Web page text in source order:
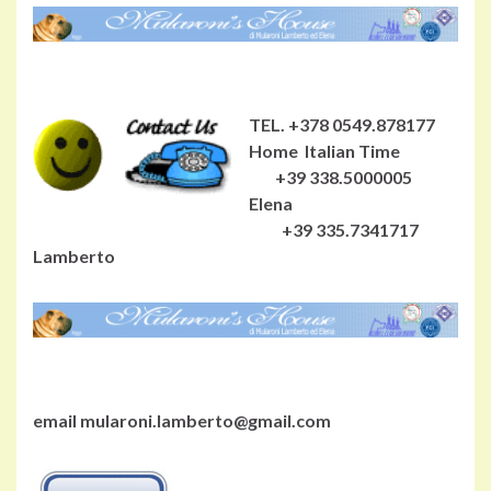
TEL. +378 0549.878177
Home Italian Time
+39 338.5000005
Elena
+39 335.7341717
Lamberto
email mularoni.lamberto@gmail.com